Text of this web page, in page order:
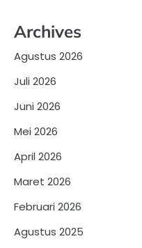
Archives
Agustus 2026
Juli 2026
Juni 2026
Mei 2026
April 2026
Maret 2026
Februari 2026
Agustus 2025